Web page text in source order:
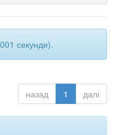
секунди).
назад 1 далі